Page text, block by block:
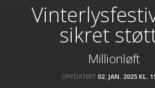
sikret
Millionløft
OPPDATERT 02. JAN. 2025 KL.